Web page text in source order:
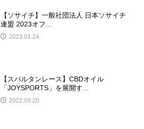
【ソサイチ】一般社団法人 日本ソサイチ
連盟 2023オフ...
2023.01.24
​【スパルタンレース】CBDオイル
「JOYSPORTS」を展開す...
2022.09.20